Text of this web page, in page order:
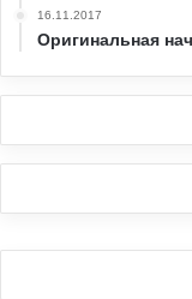
16.11.2017
Оригинальная